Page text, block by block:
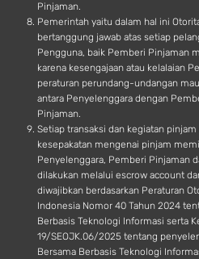
Pinjaman.
Pemerintah yaitu dalam hal ini
bertanggung jawab atas setiap
Pengguna, baik Pemberi Pinjaman
karena kesengajaan atau kelalaian
peraturan perundang-undangan
antara Penyelenggara dengan
Pinjaman.
Setiap transaksi dan kegiatan
kesepakatan mengenai pinjam
Penyelenggara, Pemberi Pinjaman
dilakukan melalui escrow account
diwajibkan berdasarkan Peraturan
Indonesia Nomor 40 Tahun 2024
Berbasis Teknologi Informasi serta
19/SEOJK.06/2025 tentang
Bersama Berbasis Teknologi